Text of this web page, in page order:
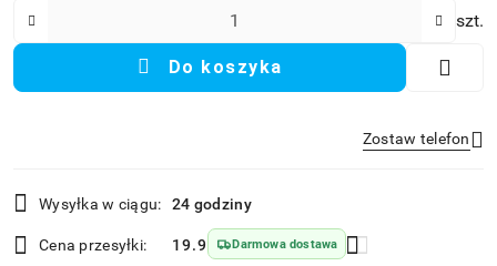
szt.
Do koszyka
Zostaw telefon
Wyślij
i
dostawa
Wysyłka w ciągu: 24 godziny
Cena przesyłki: 19.9 Darmowa dostawa